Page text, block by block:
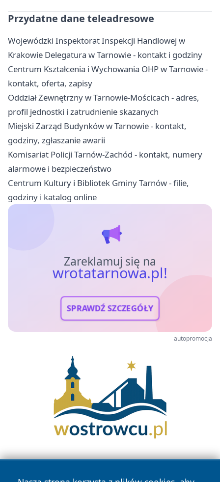
Przydatne dane teleadresowe
Wojewódzki Inspektorat Inspekcji Handlowej w
Krakowie Delegatura w Tarnowie - kontakt i godziny
Centrum Kształcenia i Wychowania OHP w Tarnowie -
kontakt, oferta, zapisy
Oddział Zewnętrzny w Tarnowie-Mościcach - adres,
profil jednostki i zatrudnienie skazanych
Miejski Zarząd Budynków w Tarnowie - kontakt,
godziny, zgłaszanie awarii
Komisariat Policji Tarnów-Zachód - kontakt, numery
alarmowe i bezpieczeństwo
Centrum Kultury i Bibliotek Gminy Tarnów - filie,
godziny i katalog online
Zareklamuj się na
wrotatarnowa.pl!
SPRAWDŹ SZCZEGÓŁY
autopromocja